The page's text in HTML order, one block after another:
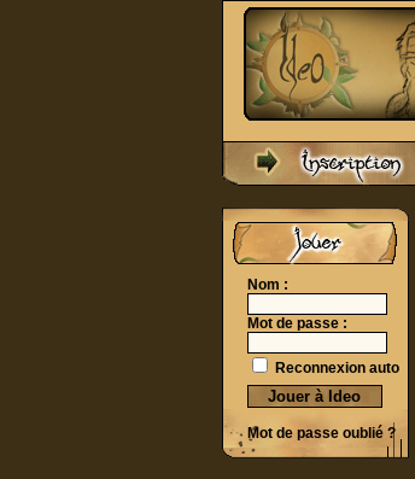
Nom :
Mot de passe :
Reconnexion auto
Mot de passe oublié ?